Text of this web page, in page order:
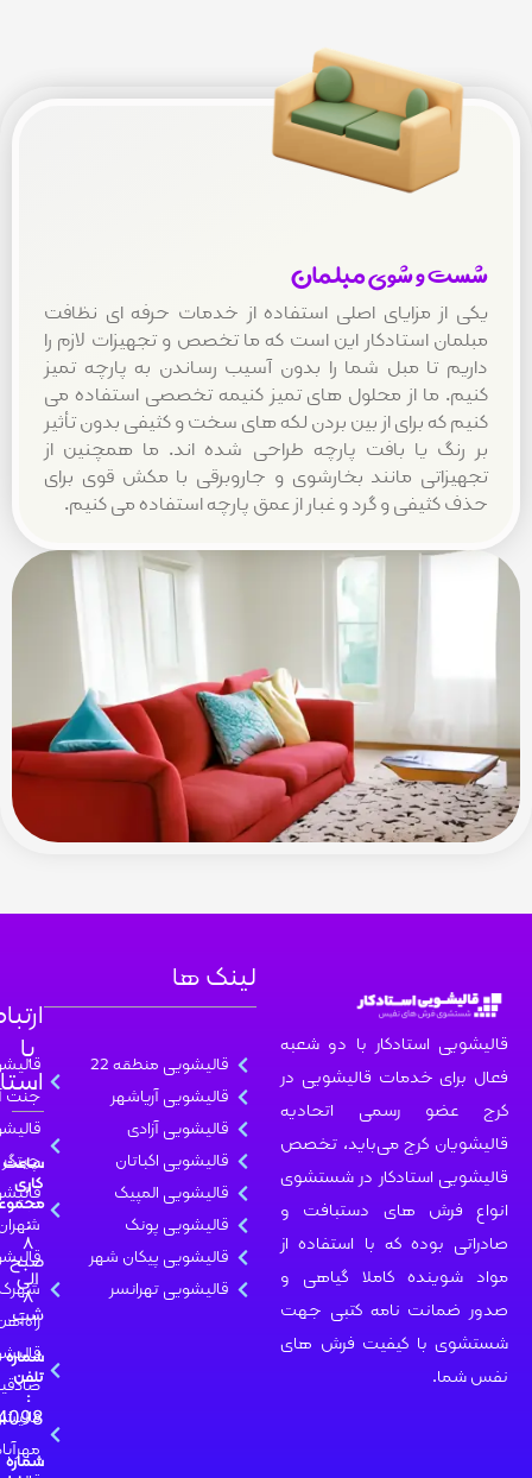
شوی مبلمان
مزایای اصلی استفاده از خدمات حرفه ای نظافت
استادکار این است که ما تخصص و تجهیزات لازم را
تا مبل شما را بدون آسیب رساندن به پارچه تمیز
ما از محلول های تمیز کنیمه تخصصی استفاده می
برای از بین بردن لکه های سخت و کثیفی بدون تأثیر
یا بافت پارچه طراحی شده اند. ما همچنین از
مانند بخارشوی و جاروبرقی با مکش قوی برای
و گرد و غبار از عمق پارچه استفاده می کنیم.
استادکار با دو شعبه
خدمات قالیشویی در
رسمی اتحادیه
کرج می‌باید، تخصص
استادکار در شستشوی
های دستبافت و
که با استفاده از
کاملا گیاهی و
نامه کتبی جهت
با کیفیت فرش های
قالیشویی منطقه 22
قالیشویی آریاشهر
قالیشویی آزادی
قالیشویی اکباتان
قالیشویی المپیک
قالیشویی پونک
قالیشویی پیکان شهر
قالیشویی تهرانسر
قالیشویی
جنت آباد
چیتگر
قالیشویی
شهران
قالیشویی
شهرک
ارتباط
با
استادکار
ساعت
کاری
مجموعه
۸
صبح
۸
02632774098